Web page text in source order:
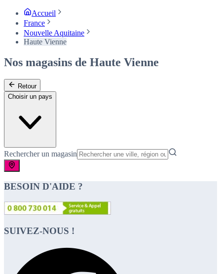
Accueil
France
Nouvelle Aquitaine
Haute Vienne
Nos magasins de Haute Vienne
Retour
Choisir un pays
Rechercher un magasin
BESOIN D'AIDE ?
SUIVEZ-NOUS !